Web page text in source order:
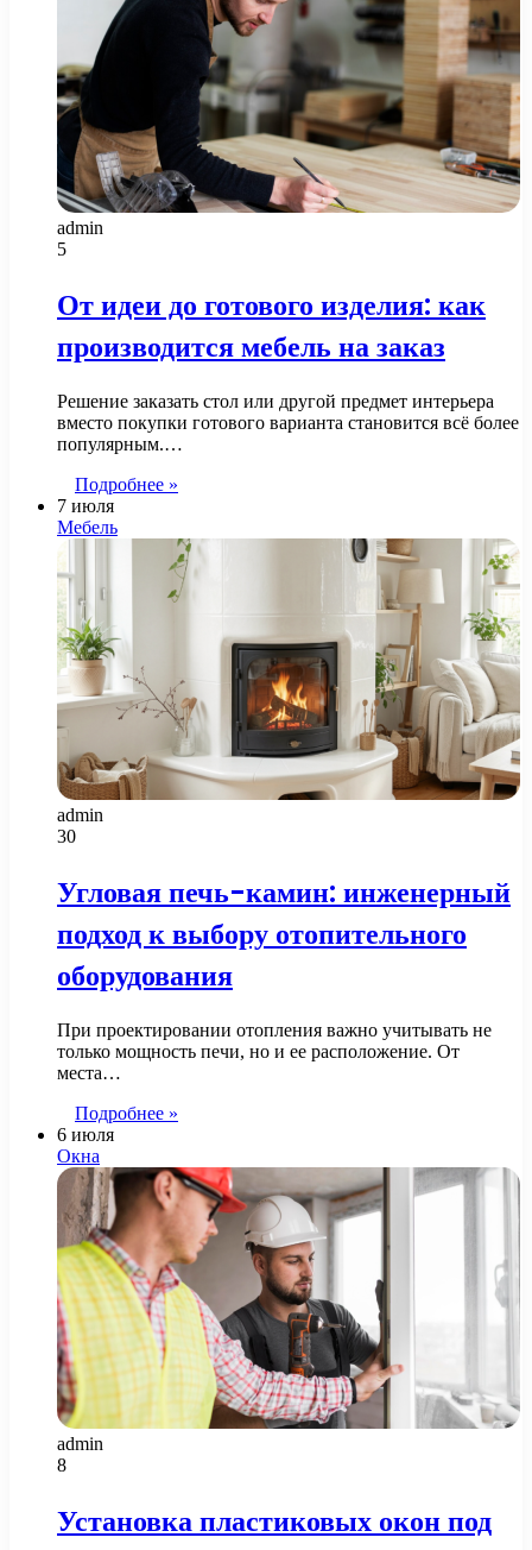
admin
5
От идеи до готового изделия: как
производится мебель на заказ
Решение заказать стол или другой предмет интерьера
вместо покупки готового варианта становится всё более
популярным.…
Подробнее »
7 июля
Мебель
admin
30
Угловая печь-камин: инженерный
подход к выбору отопительного
оборудования
При проектировании отопления важно учитывать не
только мощность печи, но и ее расположение. От
места…
Подробнее »
6 июля
Окна
admin
8
Установка пластиковых окон под